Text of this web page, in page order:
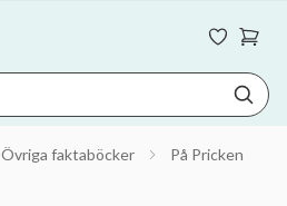
Övriga faktaböcker På Pricken